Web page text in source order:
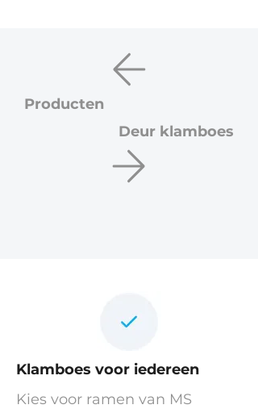
Producten
Deur klamboes
Klamboes voor iedereen
Kies voor ramen van MS